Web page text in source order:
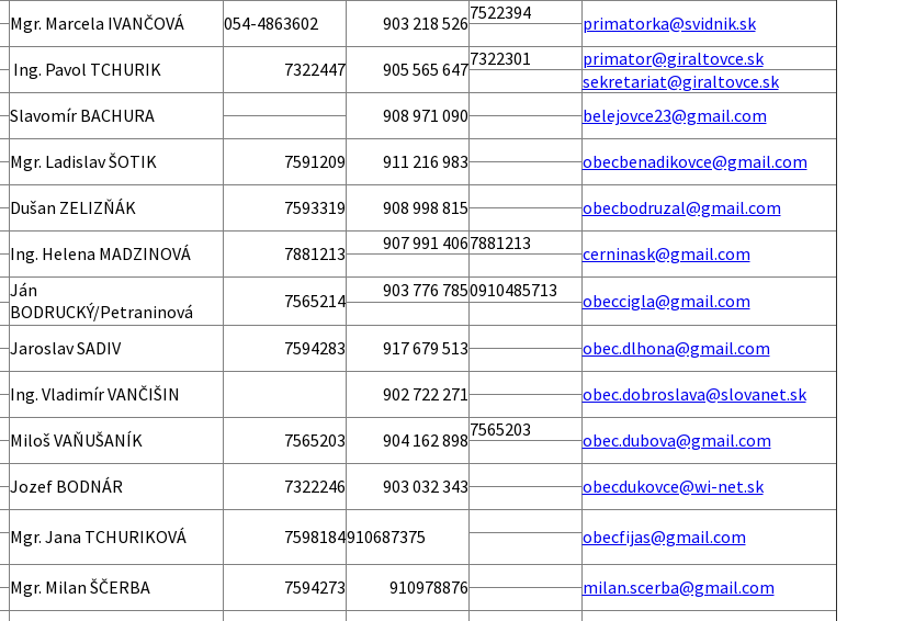
Mgr. Marcela IVANČOVÁ 054-4863602 903 218 5267522394 primatorka@svidnik.sk
Ing. Pavol TCHURIK 7322447 905 565 6477322301
primator@giraltovce.sk
sekretariat@giraltovce.sk
Slavomír BACHURA 908 971 090 belejovce23@gmail.com
Mgr. Ladislav ŠOTIK 7591209 911 216 983 obecbenadikovce@gmail.com
Dušan ZELIZŇÁK 7593319 908 998 815 obecbodruzal@gmail.com
Ing. Helena MADZINOVÁ 7881213 907 991 4067881213 cerninask@gmail.com
Ján
BODRUCKÝ/Petraninová
7565214 903 776 7850910485713 obeccigla@gmail.com
Jaroslav SADIV 7594283 917 679 513 obec.dlhona@gmail.com
Ing. Vladimír VANČIŠIN 902 722 271 obec.dobroslava@slovanet.sk
Miloš VAŇUŠANÍK 7565203 904 162 8987565203 obec.dubova@gmail.com
Jozef BODNÁR 7322246 903 032 343 obecdukovce@wi-net.sk
Mgr. Jana TCHURIKOVÁ 7598184910687375 obecfijas@gmail.com
Mgr. Milan ŠČERBA 7594273 910978876 milan.scerba@gmail.com